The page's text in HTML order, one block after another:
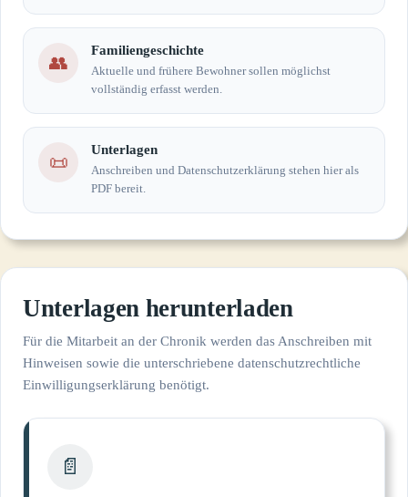
👥
Familiengeschichte
Aktuelle und frühere Bewohner sollen möglichst
vollständig erfasst werden.
📜
Unterlagen
Anschreiben und Datenschutzerklärung stehen hier als
PDF bereit.
Unterlagen herunterladen
Für die Mitarbeit an der Chronik werden das Anschreiben mit
Hinweisen sowie die unterschriebene datenschutzrechtliche
Einwilligungserklärung benötigt.
📄